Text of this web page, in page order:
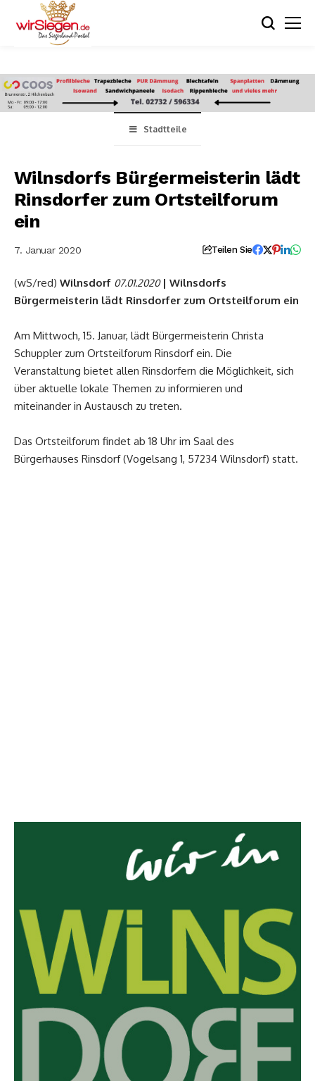
Stadtteile
Wilnsdorfs Bürgermeisterin lädt
Rinsdorfer zum Ortsteilforum
ein
7. Januar 2020 Teilen Sie
(wS/red) Wilnsdorf 07.01.2020| Wilnsdorfs
Bürgermeisterin lädt Rinsdorfer zum Ortsteilforum ein
Am Mittwoch, 15. Januar, lädt Bürgermeisterin Christa
Schuppler zum Ortsteilforum Rinsdorf ein. Die
Veranstaltung bietet allen Rinsdorfern die Möglichkeit, sich
über aktuelle lokale Themen zu informieren und
miteinander in Austausch zu treten.
Das Ortsteilforum findet ab 18 Uhr im Saal des
Bürgerhauses Rinsdorf (Vogelsang 1, 57234 Wilnsdorf) statt.